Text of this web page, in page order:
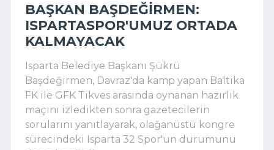
BAŞKAN BAŞDEĞIRMEN:
ISPARTASPOR'UMUZ ORTADA
KALMAYACAK
Isparta Belediye Başkanı Şükrü
Başdeğirmen, Davraz'da kamp yapan Baltika
FK ile GFK Tikves arasında oynanan hazırlık
maçını izledikten sonra gazetecilerin
sorularını yanıtlayarak, olağanüstü kongre
sürecindeki Isparta 32 Spor'un durumunu